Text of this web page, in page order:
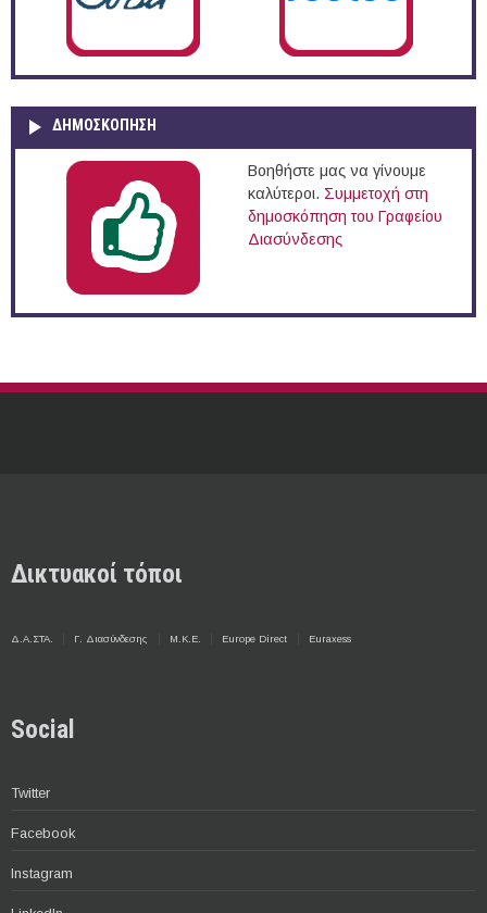
ΔΗΜΟΣΚΌΠΗΣΗ
Βοηθήστε μας να γίνουμε
καλύτεροι. Συμμετοχή στη
δημοσκόπηση του Γραφείου
Διασύνδεσης
Δικτυακοί τόποι
Δ.Α.ΣΤΑ. Γ. Διασύνδεσης Μ.Κ.Ε. Europe Direct Euraxess
Social
Twitter
Facebook
Instagram